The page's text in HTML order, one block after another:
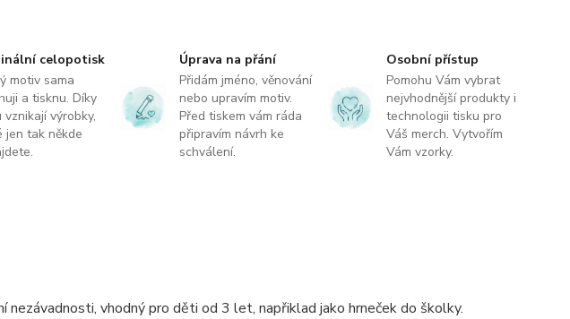
celopotisk
motiv sama
a tisknu. Díky
vznikají výrobky,
jen tak někde
Úprava na přání
Přidám jméno, věnování
nebo upravím motiv.
Před tiskem vám ráda
připravím návrh ke
schválení.
Osobní přístup
Pomohu Vám vybrat
nejvhodnější produkty i
technologii tisku pro
Váš merch. Vytvořím
Vám vzorky.
nezávadnosti, vhodný pro děti od 3 let, napřiklad jako hrneček do školky.